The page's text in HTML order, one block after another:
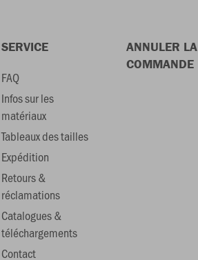
SERVICE
FAQ
Infos sur les
matériaux
Tableaux des tailles
Expédition
Retours &
réclamations
Catalogues &
téléchargements
Contact
ANNULER LA
COMMANDE